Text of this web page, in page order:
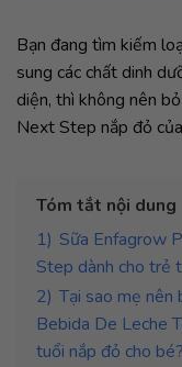
Bạn đang tìm kiếm
sung các chất dinh
diện, thì không nên
Next Step nắp đỏ
Tóm tắt nội dung
1) Sữa Enfagrow
Step dành cho trẻ
2) Tại sao mẹ nên
Bebida De Leche
tuổi nắp đỏ cho bé?